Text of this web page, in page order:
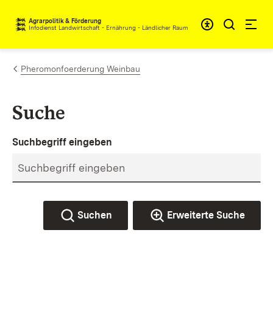
Zum Inhalt springen
Agrarpolitik & Förderung
Infodienst Landwirtschaft - Ernährung - Ländlicher Raum
Pheromonfoerderung Weinbau
Suche
Suchbegriff eingeben
Suchen Erweiterte Suche